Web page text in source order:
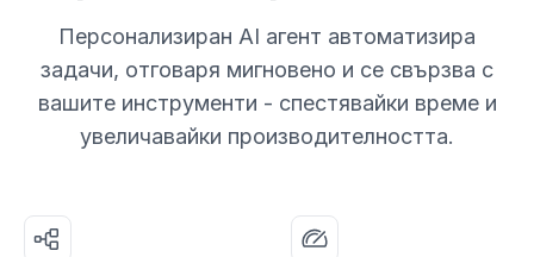
Персонализиран AI агент автоматизира
задачи, отговаря мигновено и се свързва с
вашите инструменти - спестявайки време и
увеличавайки производителността.